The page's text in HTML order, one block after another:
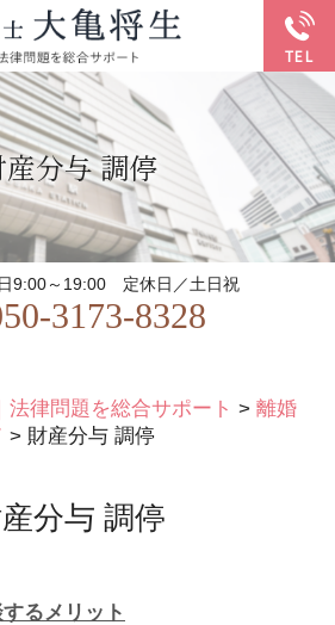
産分与 調停
9:00～19:00 定休日／土日祝
3173-8328
律問題を総合サポート > 離婚
> 財産分与 調停
分与 調停
るメリット